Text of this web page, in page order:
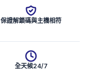
保證解鎖碼與主機相符
全天候24/7